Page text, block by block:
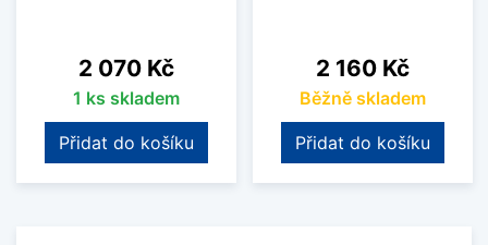
Cena
2 070 Kč
1 ks skladem
Přidat do košíku
Cena
2 160 Kč
Běžně skladem
Přidat do košíku